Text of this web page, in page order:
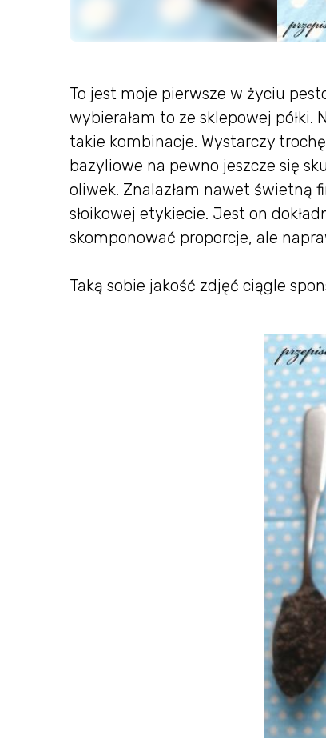
To jest moje pierwsze w życiu
wybierałam to ze sklepowej
takie kombinacje. Wystarczy
bazyliowe na pewno jeszcze się
oliwek. Znalazłam nawet świetną
słoikowej etykiecie. Jest on
skomponować proporcje, ale
Taką sobie jakość zdjęć ciągle